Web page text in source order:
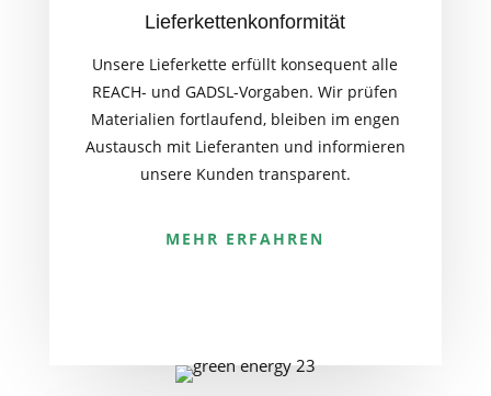
Lieferkettenkonformität
Unsere Lieferkette erfüllt konsequent alle
REACH- und GADSL-Vorgaben. Wir prüfen
Materialien fortlaufend, bleiben im engen
Austausch mit Lieferanten und informieren
unsere Kunden transparent.
MEHR ERFAHREN